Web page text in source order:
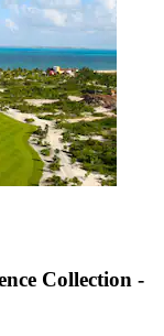
Collection -